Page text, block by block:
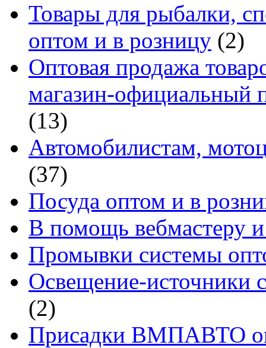
Товары для рыбалки,
оптом и в розницу (2)
Оптовая продажа
магазин-официальный
(13)
Автомобилистам,
(37)
Посуда оптом и в
В помощь вебмастеру и
Промывки системы
Освещение-источники
(2)
Присадки ВМПАВТО